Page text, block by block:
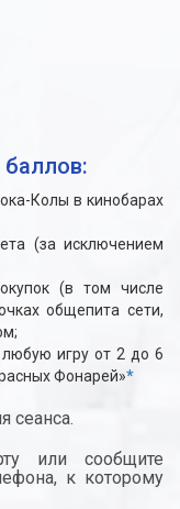
Колы в кинобарах
(за исключением
(в том числе
общепита сети,
игру от 2 до 6
Фонарей»*
сеанса.
или сообщите
к которому